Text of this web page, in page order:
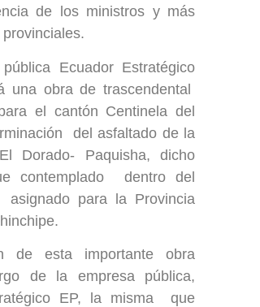
de los ministros y más
Ecuador Estratégico
una obra de trascendental
el cantón Centinela del
del asfaltado de la
Dorado- Paquisha, dicho
contemplado dentro del
asignado para la Provincia
de esta importante obra
de la empresa pública,
EP, la misma que